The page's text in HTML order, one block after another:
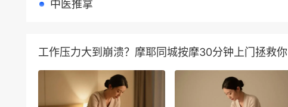
中医推拿
工作压力大到崩溃？摩耶同城按摩30分钟上门拯救你